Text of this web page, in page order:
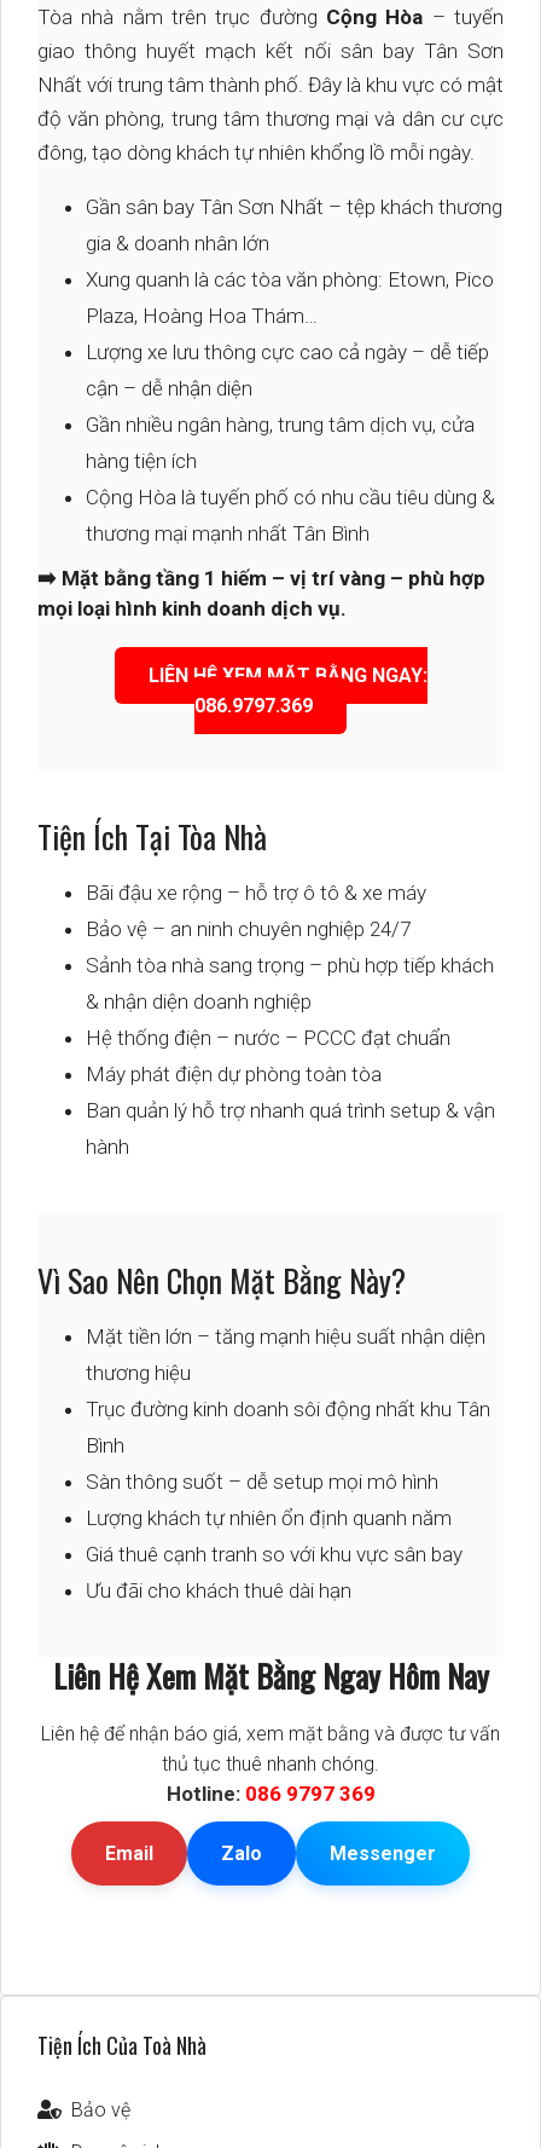
Tòa nhà nằm trên trục đường Cộng Hòa – tuyến
giao thông huyết mạch kết nối sân bay Tân Sơn
Nhất với trung tâm thành phố. Đây là khu vực có mật
độ văn phòng, trung tâm thương mại và dân cư cực
đông, tạo dòng khách tự nhiên khổng lồ mỗi ngày.
Gần sân bay Tân Sơn Nhất – tệp khách thương
gia & doanh nhân lớn
Xung quanh là các tòa văn phòng: Etown, Pico
Plaza, Hoàng Hoa Thám…
Lượng xe lưu thông cực cao cả ngày – dễ tiếp
cận – dễ nhận diện
Gần nhiều ngân hàng, trung tâm dịch vụ, cửa
hàng tiện ích
Cộng Hòa là tuyến phố có nhu cầu tiêu dùng &
thương mại mạnh nhất Tân Bình
➡️ Mặt bằng tầng 1 hiếm – vị trí vàng – phù hợp
mọi loại hình kinh doanh dịch vụ.
LIÊN HỆ XEM MẶT BẰNG NGAY:
086.9797.369
Tiện Ích Tại Tòa Nhà
Bãi đậu xe rộng – hỗ trợ ô tô & xe máy
Bảo vệ – an ninh chuyên nghiệp 24/7
Sảnh tòa nhà sang trọng – phù hợp tiếp khách
& nhận diện doanh nghiệp
Hệ thống điện – nước – PCCC đạt chuẩn
Máy phát điện dự phòng toàn tòa
Ban quản lý hỗ trợ nhanh quá trình setup & vận
hành
Vì Sao Nên Chọn Mặt Bằng Này?
Mặt tiền lớn – tăng mạnh hiệu suất nhận diện
thương hiệu
Trục đường kinh doanh sôi động nhất khu Tân
Bình
Sàn thông suốt – dễ setup mọi mô hình
Lượng khách tự nhiên ổn định quanh năm
Giá thuê cạnh tranh so với khu vực sân bay
Ưu đãi cho khách thuê dài hạn
Liên Hệ Xem Mặt Bằng Ngay Hôm Nay
Liên hệ để nhận báo giá, xem mặt bằng và được tư vấn
thủ tục thuê nhanh chóng.
Hotline: 086 9797 369
Email Zalo Messenger
Tiện Ích Của Toà Nhà
Bảo vệ